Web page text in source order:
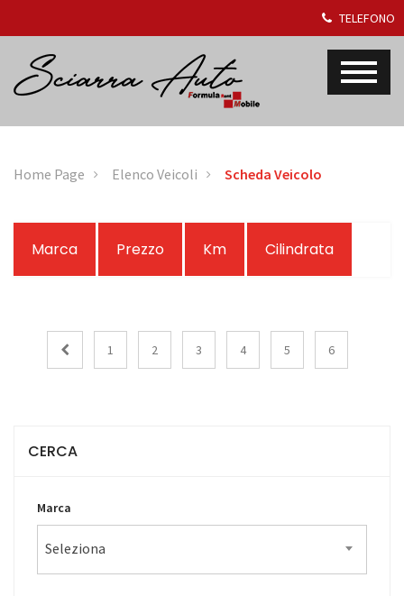
TELEFONO
Home Page Elenco Veicoli Scheda Veicolo
Marca Prezzo Km Cilindrata
1 2 3 4 5 6
CERCA
Marca
Seleziona